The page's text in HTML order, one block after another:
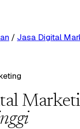
/ Jasa Digital